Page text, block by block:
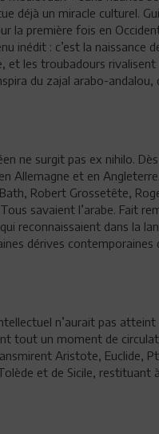
déjà un miracle culturel.
la première fois en
inédit : c’est la naissance
et les troubadours rivalisent
du zajal arabo-
ne surgit pas ex nihilo.
Allemagne et en
Robert Grossetête,
savaient l’arabe. Fait
reconnaissaient dans la
dérives contemporaines
n’aurait pas
tout un moment de
Aristote, Euclide,
et de Sicile, restituant